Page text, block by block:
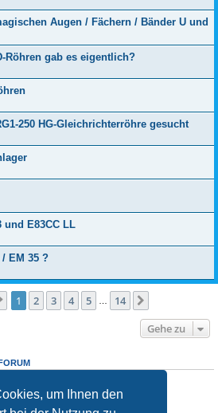
um Ihnen den
Augen / Fächern / Bänder U und
Röhren gab es eigentlich?
250 HG-Gleichrichterröhre gesucht
und E83CC LL
EM 35 ?
Seite 1von 14
1 2 3 4 5 14
Gehe zu
diesem Forum erstellen.
nicht ändern.